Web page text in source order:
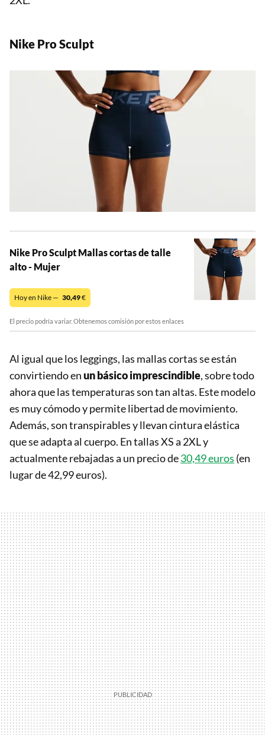
Nike Pro Sculpt
Nike Pro Sculpt Mallas cortas de talle
alto - Mujer
Hoy en Nike — 30,49€
El precio podría variar. Obtenemos comisión por estos enlaces
Al igual que los leggings, las mallas cortas se están
convirtiendo en un básico imprescindible, sobre todo
ahora que las temperaturas son tan altas. Este modelo
es muy cómodo y permite libertad de movimiento.
Además, son transpirables y llevan cintura elástica
que se adapta al cuerpo. En tallas XS a 2XL y
actualmente rebajadas a un precio de30,49 euros (en
lugar de 42,99 euros).